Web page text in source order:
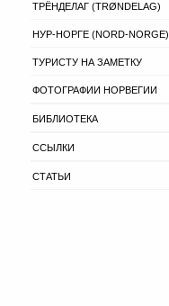
ТРЁНДЕЛАГ (TRØNDELAG)
НУР-НОРГЕ (NORD-NORGE)
ТУРИСТУ НА ЗАМЕТКУ
ФОТОГРАФИИ НОРВЕГИИ
БИБЛИОТЕКА
ССЫЛКИ
СТАТЬИ